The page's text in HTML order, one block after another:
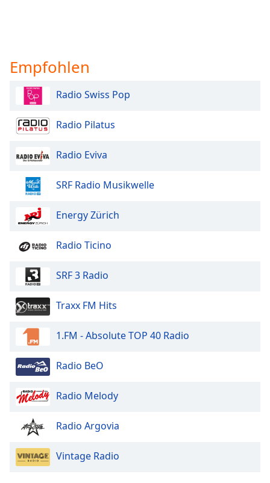
Empfohlen
Radio Swiss Pop
Radio Pilatus
Radio Eviva
SRF Radio Musikwelle
Energy Zürich
Radio Ticino
SRF 3 Radio
Traxx FM Hits
1.FM - Absolute TOP 40 Radio
Radio BeO
Radio Melody
Radio Argovia
Vintage Radio